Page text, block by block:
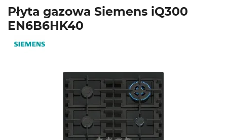
Płyta gazowa Siemens iQ300
EN6B6HK40